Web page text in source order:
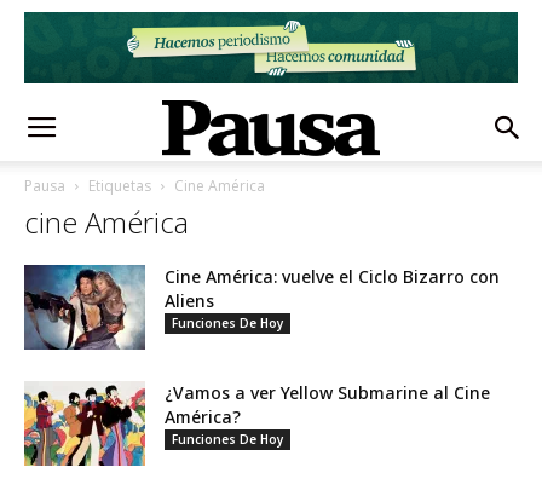
Pausa Etiquetas Cine América
cine América
Cine América: vuelve el Ciclo Bizarro con
Aliens
Funciones De Hoy
¿Vamos a ver Yellow Submarine al Cine
América?
Funciones De Hoy